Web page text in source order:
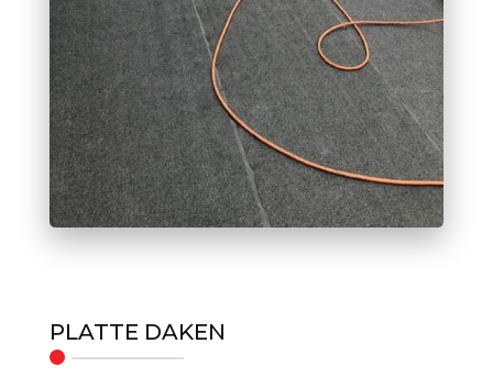
PLATTE DAKEN